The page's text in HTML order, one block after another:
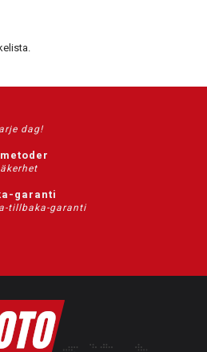
dag!
garanti
tillbaka-garanti